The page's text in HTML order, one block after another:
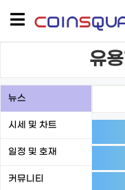
유
뉴스
시세 및 차트
일정 및 호재
커뮤니티